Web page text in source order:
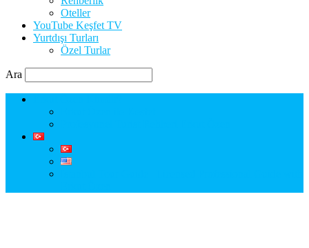
Oteller
YouTube Keşfet TV
Yurtdışı Turları
Özel Turlar
Ara